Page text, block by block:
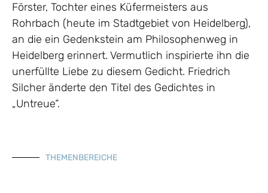
Förster, Tochter eines Küfermeisters aus
Rohrbach (heute im Stadtgebiet von Heidelberg),
an die ein Gedenkstein am Philosophenweg in
Heidelberg erinnert. Vermutlich inspirierte ihn die
unerfüllte Liebe zu diesem Gedicht. Friedrich
Silcher änderte den Titel des Gedichtes in
„Untreue“.
THEMENBEREICHE